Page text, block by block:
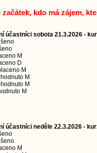
kdo má zájem,
účastníci sobota 21.3.2026 -
M
D
M
M
M
M
účastníci neděle 22.3.2026 -
M